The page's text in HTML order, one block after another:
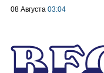
08 Августа 03:04